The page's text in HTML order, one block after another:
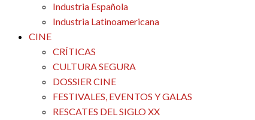
Industria Española
Industria Latinoamericana
CINE
CRÍTICAS
CULTURA SEGURA
DOSSIER CINE
FESTIVALES, EVENTOS Y GALAS
RESCATES DEL SIGLO XX